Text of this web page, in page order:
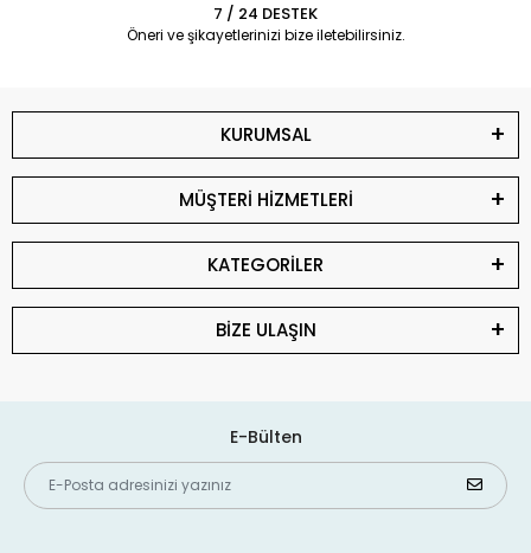
7 / 24 DESTEK
Öneri ve şikayetlerinizi bize iletebilirsiniz.
KURUMSAL
MÜŞTERİ HİZMETLERİ
KATEGORİLER
BİZE ULAŞIN
E-Bülten